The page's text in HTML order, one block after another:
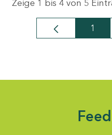
Zeige 1 bis 4 von 5
Seite
1